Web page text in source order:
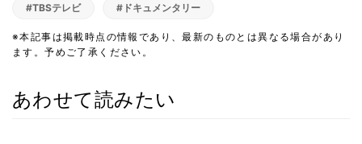
#TBSテレビ #ドキュメンタリー
※本記事は掲載時点の情報であり、最新のものとは異なる場合があり
ます。予めご了承ください。
あわせて読みたい